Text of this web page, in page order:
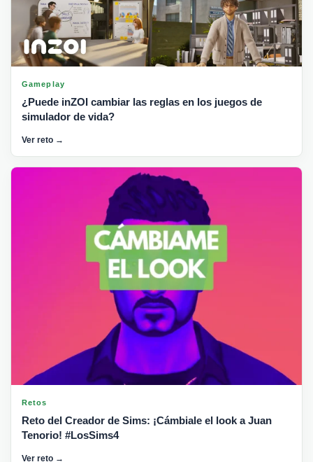
Gameplay
¿Puede inZOI cambiar las reglas en los juegos de
simulador de vida?
Ver reto →
Retos
Reto del Creador de Sims: ¡Cámbiale el look a Juan
Tenorio! #LosSims4
Ver reto →